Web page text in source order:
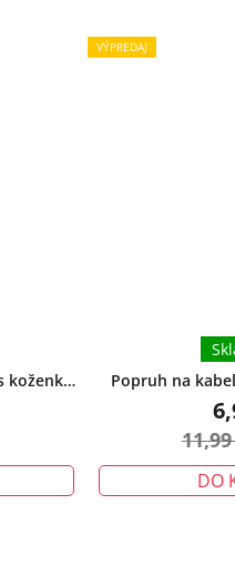
VÝPREDAJ
Popruh na
DO